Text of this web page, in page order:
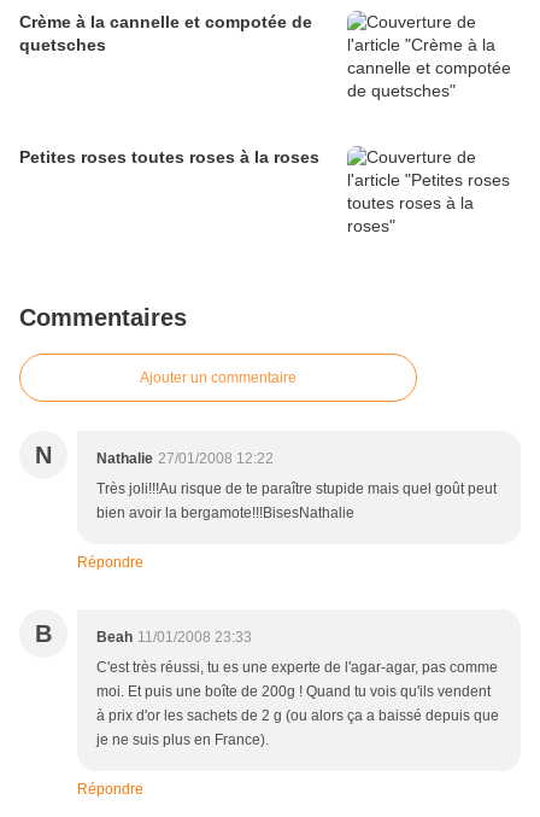
Crème à la cannelle et compotée de
quetsches
Petites roses toutes roses à la roses
Commentaires
Ajouter un commentaire
N Nathalie 27/01/2008 12:22
Très joli!!!Au risque de te paraître stupide mais quel goût peut
bien avoir la bergamote!!!BisesNathalie
Répondre
B Beah 11/01/2008 23:33
C'est très réussi, tu es une experte de l'agar-agar, pas comme
moi. Et puis une boîte de 200g ! Quand tu vois qu'ils vendent
à prix d'or les sachets de 2 g (ou alors ça a baissé depuis que
je ne suis plus en France).
Répondre